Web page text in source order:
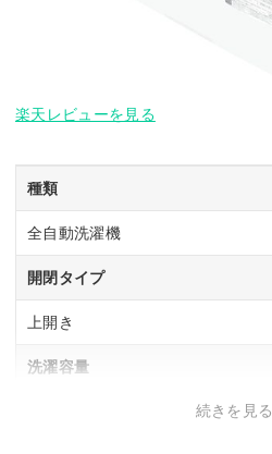
楽天レビューを見る
種類
全自動洗濯機
開閉タイプ
上開き
洗濯容量
続きを見る